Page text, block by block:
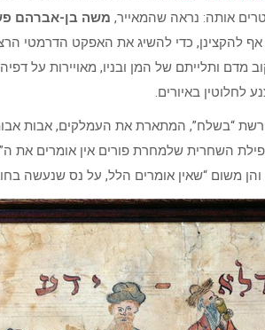
משה בן-אברהם
להקצינן, כדי להשיג את האפקט הדרמטי
מדם ותלייתם של המן ובניו, מאויירות על
לחלוטין באיורים.
“בשלח”, המתארת את העמלקים, אבות
השחרית שלמחרת פורים אין אומרים את
“שאין אומרים הלל, על נס שנעשה בחוץ